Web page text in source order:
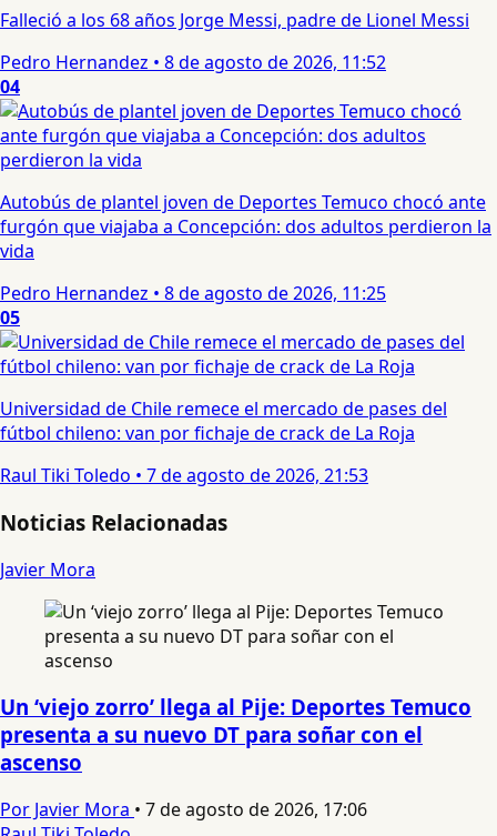
Falleció a los 68 años Jorge Messi, padre de Lionel Messi
Pedro Hernandez • 8 de agosto de 2026, 11:52
04
Autobús de plantel joven de Deportes Temuco chocó ante
furgón que viajaba a Concepción: dos adultos perdieron la
vida
Pedro Hernandez • 8 de agosto de 2026, 11:25
05
Universidad de Chile remece el mercado de pases del
fútbol chileno: van por fichaje de crack de La Roja
Raul Tiki Toledo • 7 de agosto de 2026, 21:53
Noticias Relacionadas
Javier Mora
Un ‘viejo zorro’ llega al Pije: Deportes Temuco
presenta a su nuevo DT para soñar con el
ascenso
Por Javier Mora • 7 de agosto de 2026, 17:06